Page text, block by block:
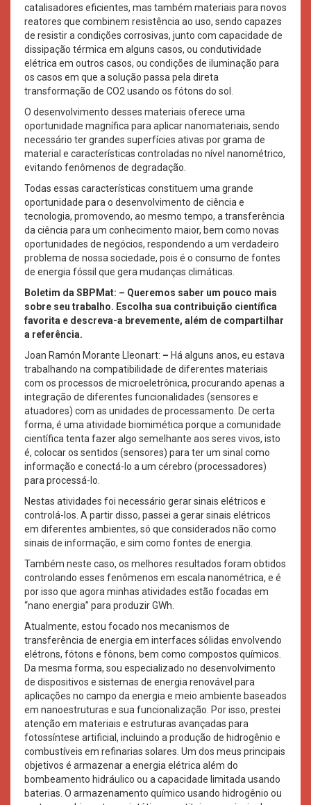
catalisadores eficientes, mas também materiais para novos
reatores que combinem resistência ao uso, sendo capazes
de resistir a condições corrosivas, junto com capacidade de
dissipação térmica em alguns casos, ou condutividade
elétrica em outros casos, ou condições de iluminação para
os casos em que a solução passa pela direta
transformação de CO2 usando os fótons do sol.
O desenvolvimento desses materiais oferece uma
oportunidade magnífica para aplicar nanomateriais, sendo
necessário ter grandes superfícies ativas por grama de
material e características controladas no nível nanométrico,
evitando fenômenos de degradação.
Todas essas características constituem uma grande
oportunidade para o desenvolvimento de ciência e
tecnologia, promovendo, ao mesmo tempo, a transferência
da ciência para um conhecimento maior, bem como novas
oportunidades de negócios, respondendo a um verdadeiro
problema de nossa sociedade, pois é o consumo de fontes
de energia fóssil que gera mudanças climáticas.
Boletim da SBPMat: – Queremos saber um pouco mais
sobre seu trabalho. Escolha sua contribuição científica
favorita e descreva-a brevemente, além de compartilhar
a referência.
Joan Ramón Morante Lleonart: – Há alguns anos, eu estava
trabalhando na compatibilidade de diferentes materiais
com os processos de microeletrônica, procurando apenas a
integração de diferentes funcionalidades (sensores e
atuadores) com as unidades de processamento. De certa
forma, é uma atividade biomimética porque a comunidade
científica tenta fazer algo semelhante aos seres vivos, isto
é, colocar os sentidos (sensores) para ter um sinal como
informação e conectá-lo a um cérebro (processadores)
para processá-lo.
Nestas atividades foi necessário gerar sinais elétricos e
controlá-los. A partir disso, passei a gerar sinais elétricos
em diferentes ambientes, só que considerados não como
sinais de informação, e sim como fontes de energia.
Também neste caso, os melhores resultados foram obtidos
controlando esses fenômenos em escala nanométrica, e é
por isso que agora minhas atividades estão focadas em
“nano energia” para produzir GWh.
Atualmente, estou focado nos mecanismos de
transferência de energia em interfaces sólidas envolvendo
elétrons, fótons e fônons, bem como compostos químicos.
Da mesma forma, sou especializado no desenvolvimento
de dispositivos e sistemas de energia renovável para
aplicações no campo da energia e meio ambiente baseados
em nanoestruturas e sua funcionalização. Por isso, prestei
atenção em materiais e estruturas avançadas para
fotossíntese artificial, incluindo a produção de hidrogênio e
combustíveis em refinarias solares. Um dos meus principais
objetivos é armazenar a energia elétrica além do
bombeamento hidráulico ou a capacidade limitada usando
baterias. O armazenamento químico usando hidrogênio ou